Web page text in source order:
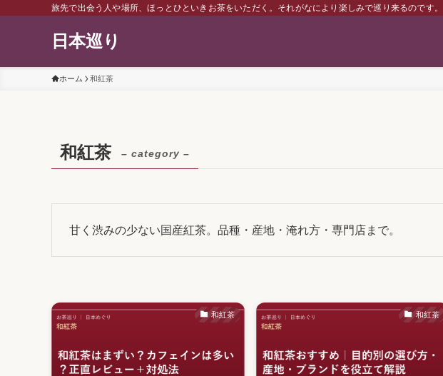
旅先で出会う人や場所、ほっとひといきお茶をいただく。それがなにより楽しみで巡り来るのです。
日本巡り
ホーム 和紅茶
和紅茶 – category –
甘く渋みの少ない国産紅茶。品種・産地・淹れ方・専門店まで。
和紅茶 和紅茶